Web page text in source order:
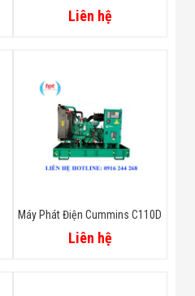
Liên hệ
Máy Phát Điện Cummins C110D
Liên hệ